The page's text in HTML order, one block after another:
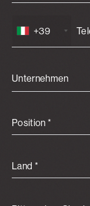
+39
Unternehmen
Position *
Land *